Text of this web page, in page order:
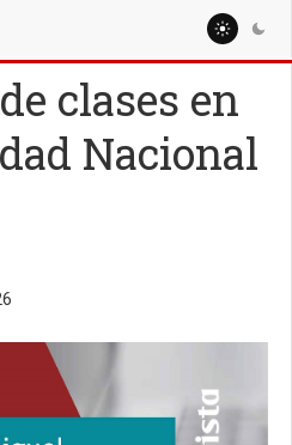
clases en
Nacional